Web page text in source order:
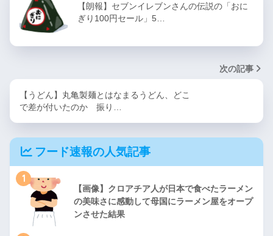
【朗報】セブンイレブンさんの伝説の「おに
ぎり100円セール」5…
次の記事
【うどん】丸亀製麺とはなまるうどん、どこ
で差が付いたのか 振り…
フード速報の人気記事
1
【画像】クロアチア人が日本で食べたラーメン
の美味さに感動して母国にラーメン屋をオープ
ンさせた結果